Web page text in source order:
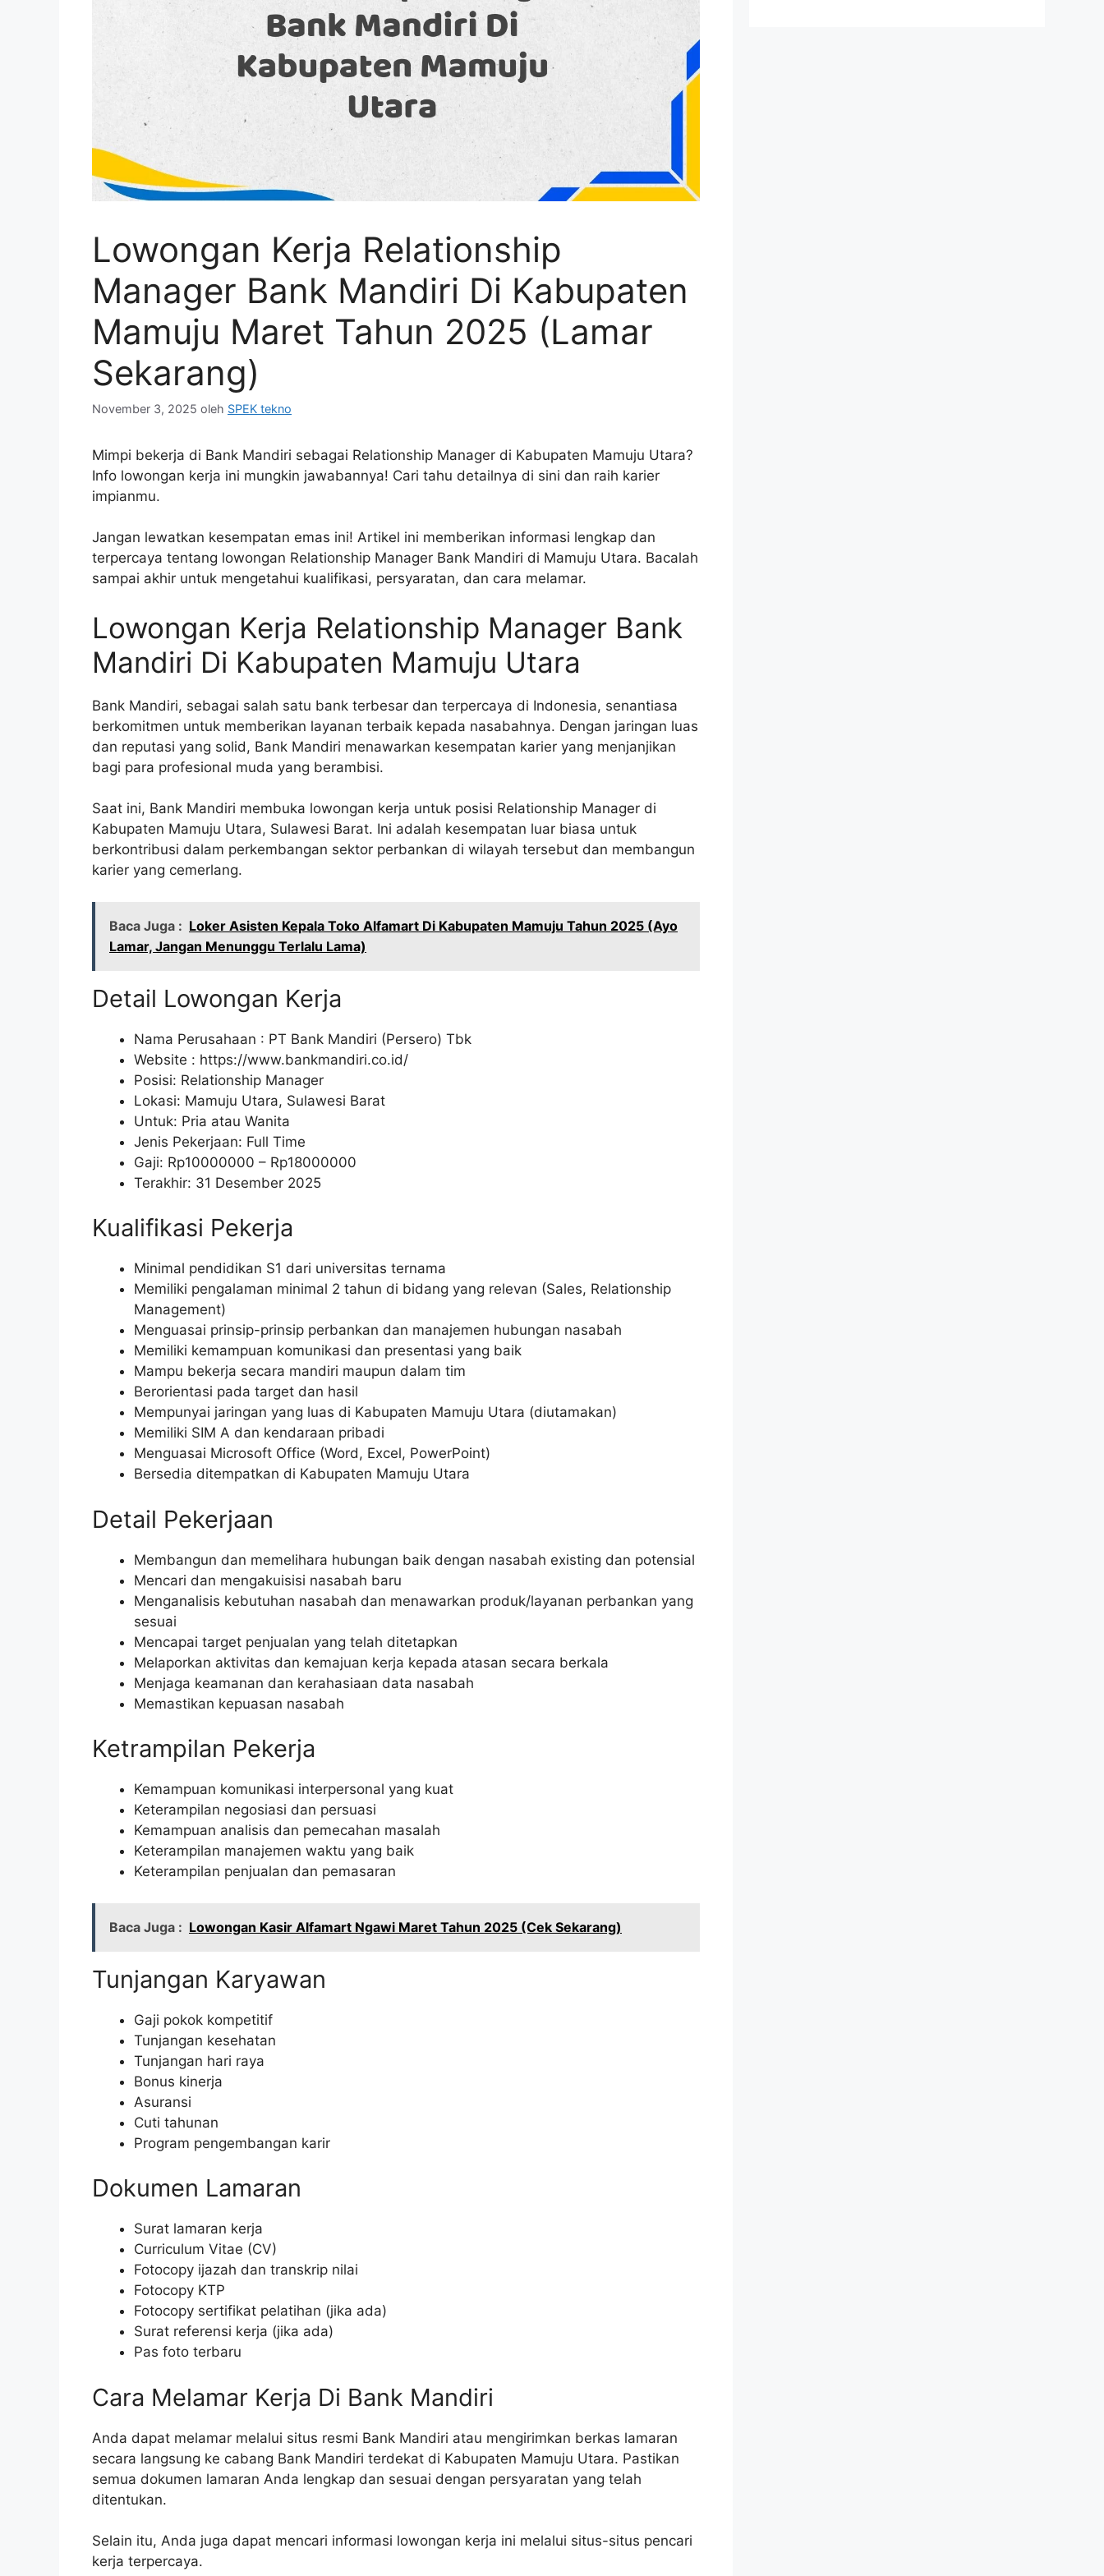
Lowongan Kerja Relationship
Manager Bank Mandiri Di Kabupaten
Mamuju Maret Tahun 2025 (Lamar
Sekarang)
November 3, 2025 oleh SPEK tekno
Mimpi bekerja di Bank Mandiri sebagai Relationship Manager di Kabupaten Mamuju Utara?
Info lowongan kerja ini mungkin jawabannya! Cari tahu detailnya di sini dan raih karier
impianmu.
Jangan lewatkan kesempatan emas ini! Artikel ini memberikan informasi lengkap dan
terpercaya tentang lowongan Relationship Manager Bank Mandiri di Mamuju Utara. Bacalah
sampai akhir untuk mengetahui kualifikasi, persyaratan, dan cara melamar.
Lowongan Kerja Relationship Manager Bank
Mandiri Di Kabupaten Mamuju Utara
Bank Mandiri, sebagai salah satu bank terbesar dan terpercaya di Indonesia, senantiasa
berkomitmen untuk memberikan layanan terbaik kepada nasabahnya. Dengan jaringan luas
dan reputasi yang solid, Bank Mandiri menawarkan kesempatan karier yang menjanjikan
bagi para profesional muda yang berambisi.
Saat ini, Bank Mandiri membuka lowongan kerja untuk posisi Relationship Manager di
Kabupaten Mamuju Utara, Sulawesi Barat. Ini adalah kesempatan luar biasa untuk
berkontribusi dalam perkembangan sektor perbankan di wilayah tersebut dan membangun
karier yang cemerlang.
Baca Juga : Loker Asisten Kepala Toko Alfamart Di Kabupaten Mamuju Tahun 2025 (Ayo
Lamar, Jangan Menunggu Terlalu Lama)
Detail Lowongan Kerja
Nama Perusahaan : PT Bank Mandiri (Persero) Tbk
Website : https://www.bankmandiri.co.id/
Posisi: Relationship Manager
Lokasi: Mamuju Utara, Sulawesi Barat
Untuk: Pria atau Wanita
Jenis Pekerjaan: Full Time
Gaji: Rp10000000 – Rp18000000
Terakhir: 31 Desember 2025
Kualifikasi Pekerja
Minimal pendidikan S1 dari universitas ternama
Memiliki pengalaman minimal 2 tahun di bidang yang relevan (Sales, Relationship
Management)
Menguasai prinsip-prinsip perbankan dan manajemen hubungan nasabah
Memiliki kemampuan komunikasi dan presentasi yang baik
Mampu bekerja secara mandiri maupun dalam tim
Berorientasi pada target dan hasil
Mempunyai jaringan yang luas di Kabupaten Mamuju Utara (diutamakan)
Memiliki SIM A dan kendaraan pribadi
Menguasai Microsoft Office (Word, Excel, PowerPoint)
Bersedia ditempatkan di Kabupaten Mamuju Utara
Detail Pekerjaan
Membangun dan memelihara hubungan baik dengan nasabah existing dan potensial
Mencari dan mengakuisisi nasabah baru
Menganalisis kebutuhan nasabah dan menawarkan produk/layanan perbankan yang
sesuai
Mencapai target penjualan yang telah ditetapkan
Melaporkan aktivitas dan kemajuan kerja kepada atasan secara berkala
Menjaga keamanan dan kerahasiaan data nasabah
Memastikan kepuasan nasabah
Ketrampilan Pekerja
Kemampuan komunikasi interpersonal yang kuat
Keterampilan negosiasi dan persuasi
Kemampuan analisis dan pemecahan masalah
Keterampilan manajemen waktu yang baik
Keterampilan penjualan dan pemasaran
Baca Juga : Lowongan Kasir Alfamart Ngawi Maret Tahun 2025 (Cek Sekarang)
Tunjangan Karyawan
Gaji pokok kompetitif
Tunjangan kesehatan
Tunjangan hari raya
Bonus kinerja
Asuransi
Cuti tahunan
Program pengembangan karir
Dokumen Lamaran
Surat lamaran kerja
Curriculum Vitae (CV)
Fotocopy ijazah dan transkrip nilai
Fotocopy KTP
Fotocopy sertifikat pelatihan (jika ada)
Surat referensi kerja (jika ada)
Pas foto terbaru
Cara Melamar Kerja Di Bank Mandiri
Anda dapat melamar melalui situs resmi Bank Mandiri atau mengirimkan berkas lamaran
secara langsung ke cabang Bank Mandiri terdekat di Kabupaten Mamuju Utara. Pastikan
semua dokumen lamaran Anda lengkap dan sesuai dengan persyaratan yang telah
ditentukan.
Selain itu, Anda juga dapat mencari informasi lowongan kerja ini melalui situs-situs pencari
kerja terpercaya.